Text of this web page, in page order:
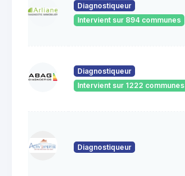
Diagnostiqueur
Intervient sur 894 communes
Diagnostiqueur
Intervient sur 1222 communes
Diagnostiqueur